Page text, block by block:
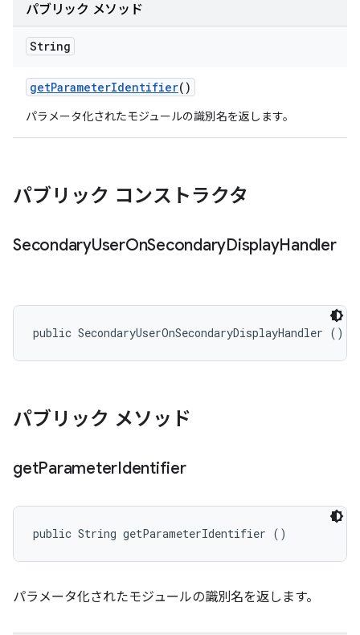
パブリック メソッド
String
getParameterIdentifier()
パラメータ化されたモジュールの識別名を返します。
パブリック コンストラクタ
SecondaryUserOnSecondaryDisplayHandler
public SecondaryUserOnSecondaryDisplayHandler ()
パブリック メソッド
getParameterIdentifier
public String getParameterIdentifier ()
パラメータ化されたモジュールの識別名を返します。